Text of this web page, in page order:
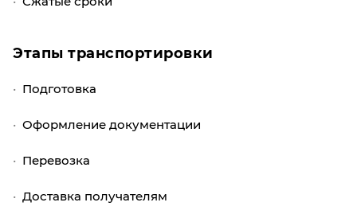
Этапы транспортировки
Подготовка
Оформление документации
Перевозка
Доставка получателям